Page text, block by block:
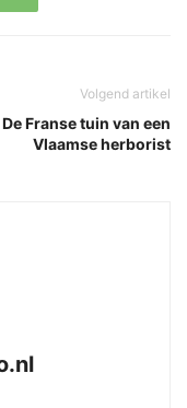
Volgend artikel
De Franse tuin van een
Vlaamse herborist